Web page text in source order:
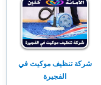
شركة تنظيف موكيت في
الفجيرة